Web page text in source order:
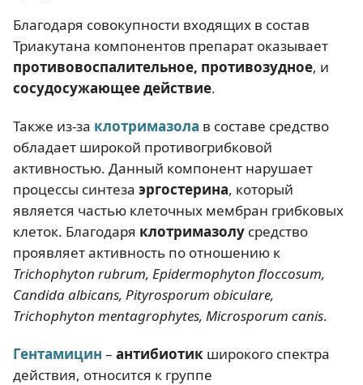
Благодаря совокупности входящих в состав
Триакутана компонентов препарат оказывает
противовоспалительное, противозудное, и
сосудосужающее действие.
Также из-за клотримазола в составе средство
обладает широкой противогрибковой
активностью. Данный компонент нарушает
процессы синтеза эргостерина, который
является частью клеточных мембран грибковых
клеток. Благодаря клотримазолу средство
проявляет активность по отношению к
Trichophyton rubrum, Epidermophyton floccosum,
Candida albicans, Pityrosporum obiculare,
Trichophyton mentagrophytes, Microsporum canis.
Гентамицин – антибиотик широкого спектра
действия, относится к группе